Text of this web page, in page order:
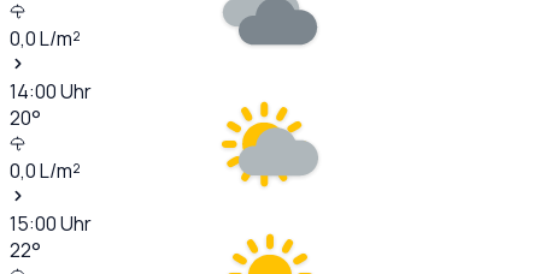
0,0L/m²
14:00Uhr
20°
0,0L/m²
15:00Uhr
22°